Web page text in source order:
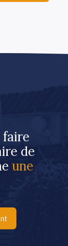
faire
de
une